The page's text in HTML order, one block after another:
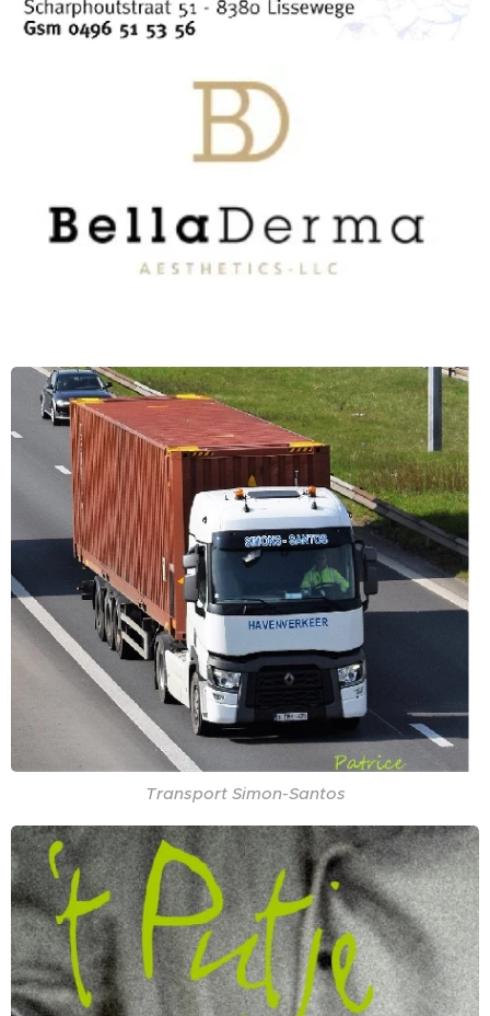
Transport Simon-Santos